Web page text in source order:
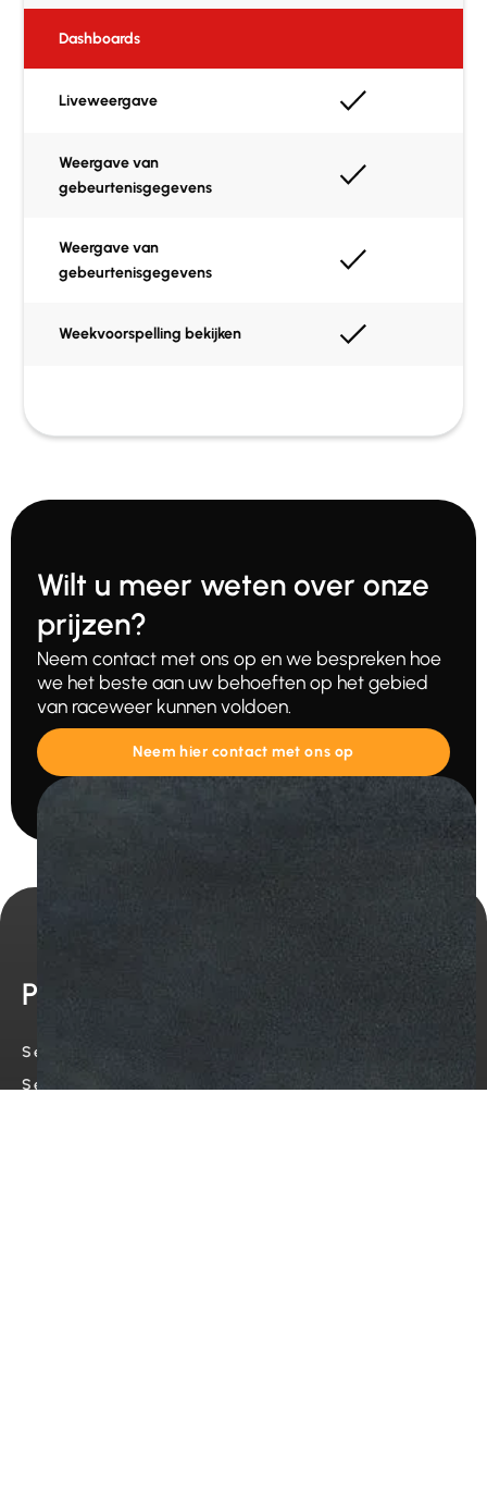
Dashboards
Liveweergave
Weergave van
gebeurtenisgegevens
Weergave van
gebeurtenisgegevens
Weekvoorspelling bekijken
Wilt u meer weten over onze
prijzen?
Neem contact met ons op en we bespreken hoe
we het beste aan uw behoeften op het gebied
van raceweer kunnen voldoen.
Neem hier contact met ons op
Producten
SectorWeather Pro
SectorWeather Silver